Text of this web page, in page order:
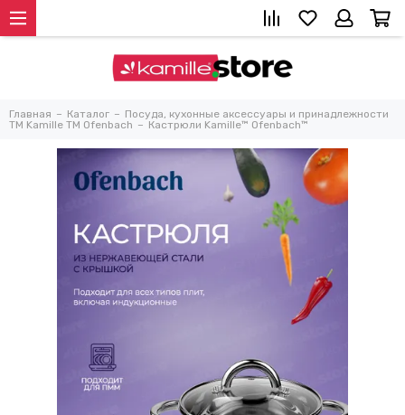
Главная Каталог
Посуда, кухонные аксессуары и принадлежности
TM Kamille TM Ofenbach
Кастрюли Kamille™ Ofenbach™